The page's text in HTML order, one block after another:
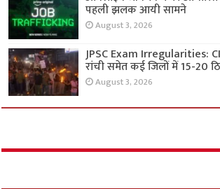
पहली झलक आयी सामने
August 3, 2026
JPSC Exam Irregularities:
रांची समेत कई जिलों में 15-20
August 3, 2026